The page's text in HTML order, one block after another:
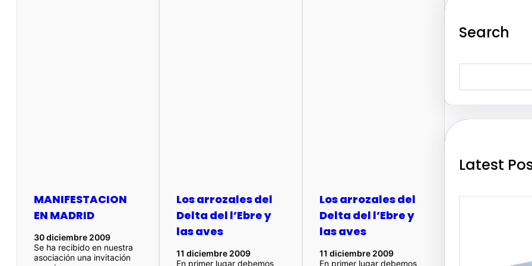
MANIFESTACION
EN MADRID
30 diciembre 2009
Se ha recibido en nuestra
asociación una invitación
Los arrozales del
Delta del l’Ebre y
las aves
11 diciembre 2009
En primer lugar debemos
Los arrozales del
Delta del l’Ebre y
las aves
11 diciembre 2009
En primer lugar debemos
Search
a
h
Latest